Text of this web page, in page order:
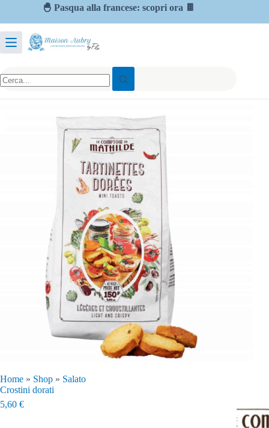
🐣 Pasqua alla francese: scopri ora 🍫
Home » Shop » Salato
Crostini dorati
5,60 €